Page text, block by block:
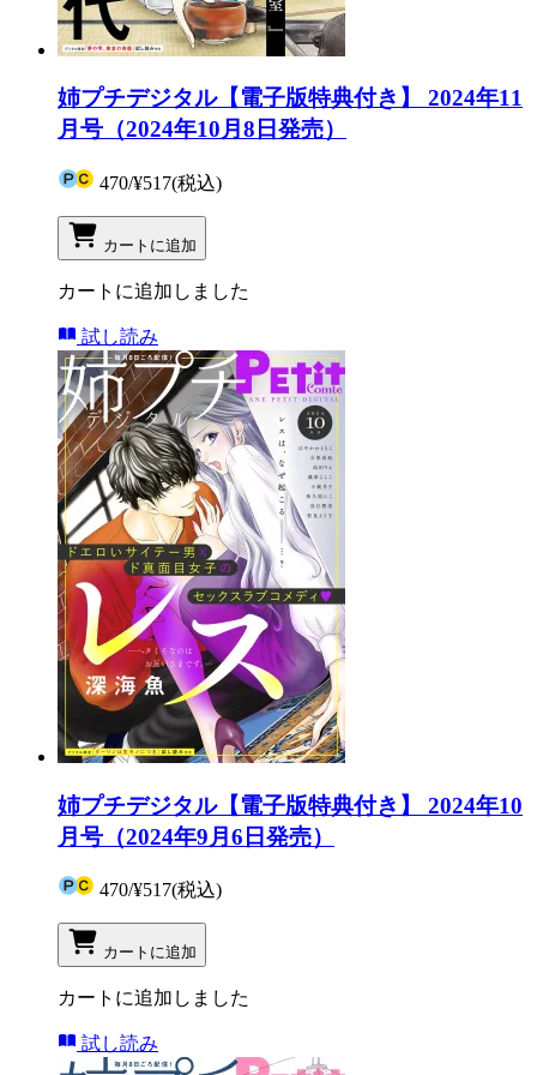
姉プチデジタル【電子版特典付き】 2024年11
月号（2024年10月8日発売）
470/¥517(税込)
カートに追加
カートに追加しました
試し読み
姉プチデジタル【電子版特典付き】 2024年10
月号（2024年9月6日発売）
470/¥517(税込)
カートに追加
カートに追加しました
試し読み